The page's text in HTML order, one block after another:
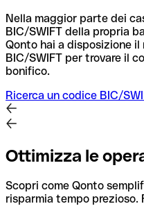
Nella maggior parte dei
BIC/SWIFT della propria
Qonto hai a disposizione
BIC/SWIFT per trovare il
bonifico.
Ricerca un codice BIC/
Ottimizza le
Scopri come Qonto
risparmia tempo